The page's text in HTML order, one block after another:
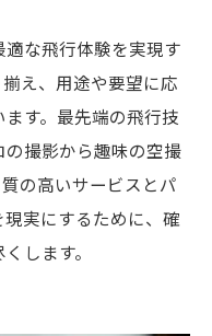
な飛行体験を実現す
え、用途や要望に応
す。最先端の飛行技
撮影から趣味の空撮
の高いサービスとパ
実にするために、確
します。